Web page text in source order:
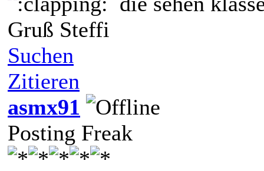
Gruß Steffi
Suchen
Zitieren
asmx91
Posting Freak